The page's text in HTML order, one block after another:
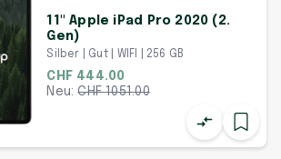
11" Apple iPad Pro 2020 (2.
Gen)
Silber | Gut | WIFI | 256 GB
CHF 444.00
Neu:CHF1051.00